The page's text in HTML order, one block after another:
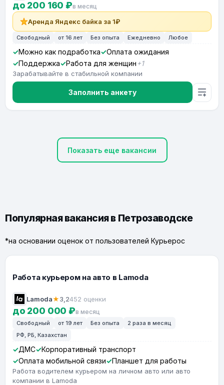
до 200 160 ₽в месяц
Аренда Яндекс байка за 1₽
Свободный от 16 лет Без опыта Ежедневно Любое
Можно как подработка
Оплата ожидания
Поддержка
Работа для женщин +1
Зарабатывайте в стабильной компании
Заполнить анкету
Показать еще вакансии
Популярная вакансия в Петрозаводске
*на основании оценок от пользователей Курьерос
Работа курьером на авто в Lamoda
Lamoda★3,2452 оценки
до 200 000 ₽в месяц
Свободный от 19 лет Без опыта
2 раза в месяц
РФ, РБ, Казахстан
ДМС
Корпоративный транспорт
Оплата мобильной связи
Планшет для работы
Работа водителем курьером на личном авто или авто
компании в Lamoda